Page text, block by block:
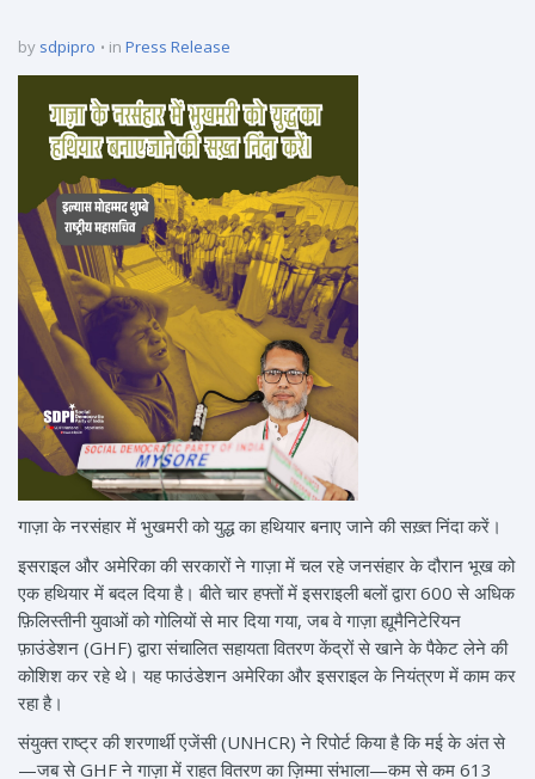
by sdpipro in Press Release
गाज़ा के नरसंहार में भुखमरी को युद्ध का हथियार बनाए जाने की सख़्त निंदा करें।
इसराइल और अमेरिका की सरकारों ने गाज़ा में चल रहे जनसंहार के दौरान भूख को
एक हथियार में बदल दिया है। बीते चार हफ्तों में इसराइली बलों द्वारा 600 से अधिक
फ़िलिस्तीनी युवाओं को गोलियों से मार दिया गया, जब वे गाज़ा ह्यूमैनिटेरियन
फ़ाउंडेशन (GHF) द्वारा संचालित सहायता वितरण केंद्रों से खाने के पैकेट लेने की
कोशिश कर रहे थे। यह फाउंडेशन अमेरिका और इसराइल के नियंत्रण में काम कर
रहा है।
संयुक्त राष्ट्र की शरणार्थी एजेंसी (UNHCR) ने रिपोर्ट किया है कि मई के अंत से
—जब से GHF ने गाज़ा में राहत वितरण का ज़िम्मा संभाला—कम से कम 613